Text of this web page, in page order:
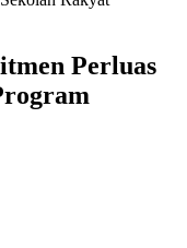
Perluas